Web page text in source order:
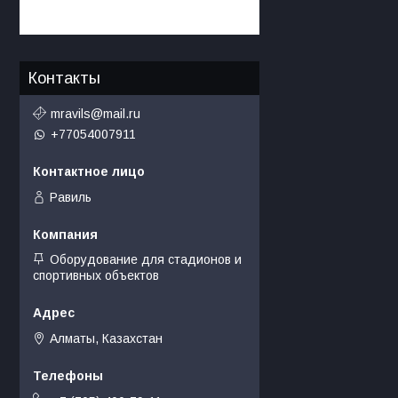
Контакты
mravils@mail.ru
+77054007911
Равиль
Оборудование для стадионов и
спортивных объектов
Алматы, Казахстан